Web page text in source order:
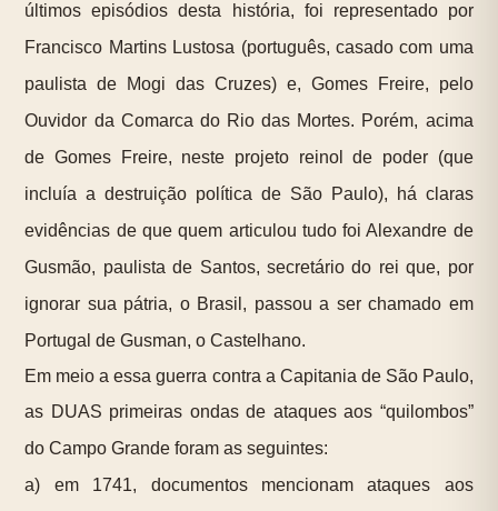
últimos episódios desta história, foi representado por
Francisco Martins Lustosa (português, casado com uma
paulista de Mogi das Cruzes) e, Gomes Freire, pelo
Ouvidor da Comarca do Rio das Mortes. Porém, acima
de Gomes Freire, neste projeto reinol de poder (que
incluía a destruição política de São Paulo), há claras
evidências de que quem articulou tudo foi Alexandre de
Gusmão, paulista de Santos, secretário do rei que, por
ignorar sua pátria, o Brasil, passou a ser chamado em
Portugal de Gusman, o Castelhano.
Em meio a essa guerra contra a Capitania de São Paulo,
as DUAS primeiras ondas de ataques aos “quilombos”
do Campo Grande foram as seguintes:
a) em 1741, documentos mencionam ataques aos